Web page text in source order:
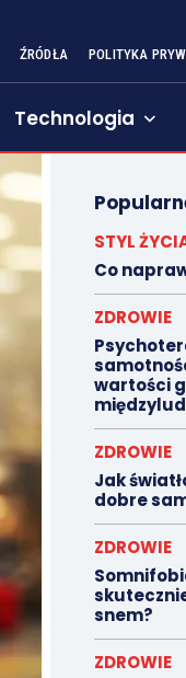
ŹRÓDŁA POLITYKA
Technologia
STYL
Co
ZDROWIE
wartości
ZDROWIE
Jak
dobre
ZDROWIE
snem?
ZDROWIE